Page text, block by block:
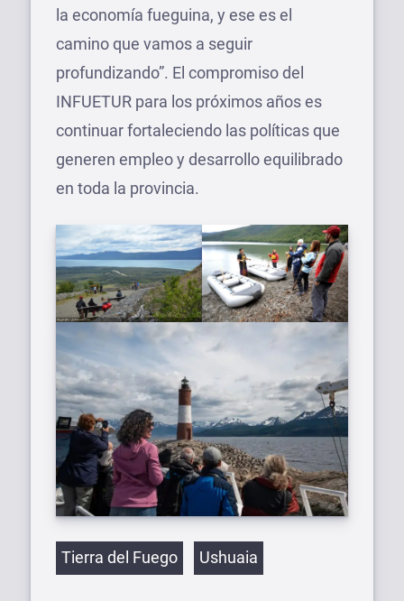
la economía fueguina, y ese es el
camino que vamos a seguir
profundizando”. El compromiso del
INFUETUR para los próximos años es
continuar fortaleciendo las políticas que
generen empleo y desarrollo equilibrado
en toda la provincia.
Etiquetas
Tierra del Fuego Ushuaia